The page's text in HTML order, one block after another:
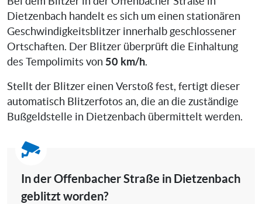
Dietzenbach handelt es sich um einen stationären
Geschwindigkeitsblitzer innerhalb geschlossener
Ortschaften. Der Blitzer überprüft die Einhaltung
des Tempolimits von 50 km/h.
Stellt der Blitzer einen Verstoß fest, fertigt dieser
automatisch Blitzerfotos an, die an die zuständige
Bußgeldstelle in Dietzenbach übermittelt werden.
In der Offenbacher Straße in Dietzenbach
geblitzt worden?